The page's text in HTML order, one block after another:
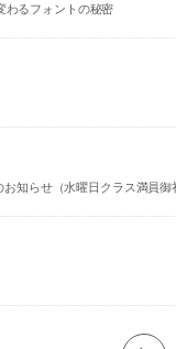
わるフォントの秘密
お知らせ（水曜日クラス満員御